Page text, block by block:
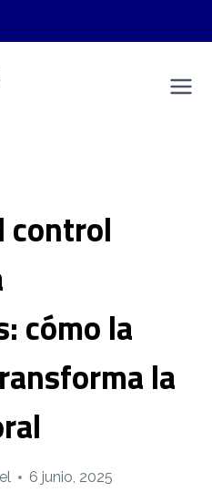
control
cómo la
la
6 junio, 2025